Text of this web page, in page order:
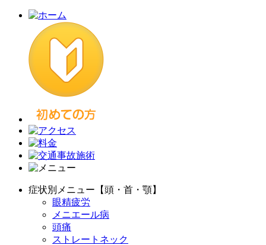
症状別メニュー【頭・首・顎】
眼精疲労
メニエール病
頭痛
ストレートネック